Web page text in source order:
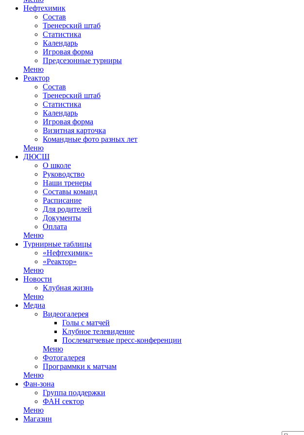
Нефтехимик
Состав
Тренерский штаб
Статистика
Календарь
Игровая форма
Предсезонные турниры
Меню
Реактор
Состав
Тренерский штаб
Статистика
Календарь
Игровая форма
Визитная карточка
Командные фото разных лет
Меню
ДЮСШ
О школе
Руководство
Наши тренеры
Составы команд
Расписание
Для родителей
Документы
Оплата
Меню
Турнирные таблицы
«Нефтехимик»
«Реактор»
Меню
Новости
Клубная жизнь
Меню
Медиа
Видеогалерея
Голы с матчей
Клубное телевидение
Послематчевые пресс-конференции
Меню
Фотогалерея
Программки к матчам
Меню
Фан-зона
Группа поддержки
ФАН сектор
Меню
Магазин